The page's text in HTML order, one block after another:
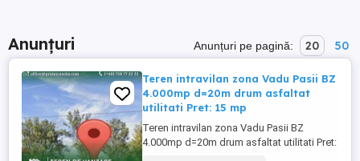
Anunțuri Anunțuri pe pagină: 20 50
Teren intravilan zona Vadu Pasii BZ
4.000mp d=20m drum asfaltat
utilitati Pret: 15 mp
Teren intravilan zona Vadu Pasii BZ
4.000mp d=20m drum asfaltat utilitati Pret: